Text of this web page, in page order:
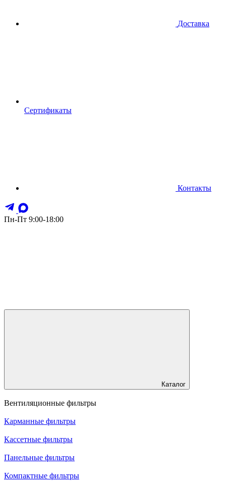
Доставка
Сертификаты
Контакты
Пн-Пт 9:00-18:00
Каталог
Вентиляционные фильтры
Карманные фильтры
Кассетные фильтры
Панельные фильтры
Компактные фильтры